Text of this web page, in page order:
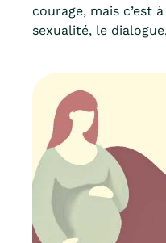
courage, mais c’est
sexualité, le
pour progresser
lorsqu’on doit
? Et plus important,
que Mia espère
décomplexée toutes
la parole. Tous les
solution !